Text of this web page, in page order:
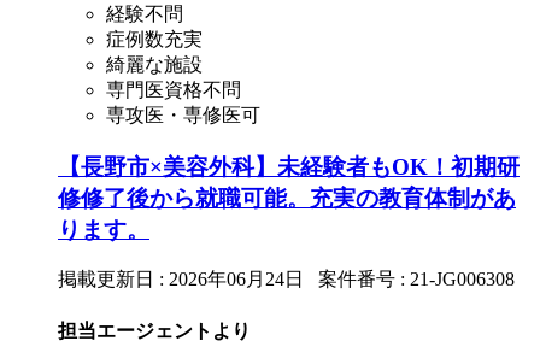
経験不問
症例数充実
綺麗な施設
専門医資格不問
専攻医・専修医可
【長野市×美容外科】未経験者もOK！初期研
修修了後から就職可能。充実の教育体制があ
ります。
掲載更新日 : 2026年06月24日 案件番号 : 21-JG006308
担当エージェントより